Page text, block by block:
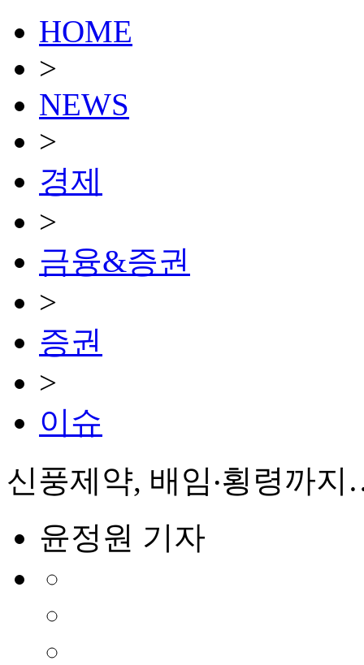
HOME
>
NEWS
>
경제
>
금융&증권
>
증권
>
이슈
신풍제약, 배임‧횡령까
윤정원 기자